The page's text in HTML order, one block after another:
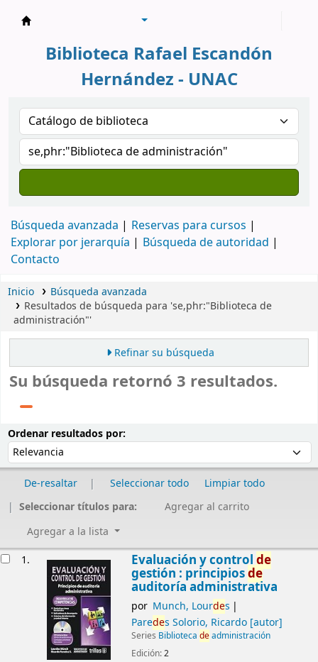
Biblioteca Rafael Escandón
Hernández - UNAC
Búsqueda avanzada
Reservas para cursos
Explorar por jerarquía
Búsqueda de autoridad
Contacto
Inicio
Búsqueda avanzada
Resultados de búsqueda para 'se,phr:"Biblioteca de
administración"'
Refinar su búsqueda
Su búsqueda retornó 3 resultados.
Ordenar resultados por:
De-resaltar Seleccionar todo
Limpiar todo
Seleccionar títulos para:
Agregar al carrito
Agregar a la lista
1. Evaluación y controlde
gestión : principiosde
auditoría administrativa
por Munch, Lourdes
Paredes Solorio, Ricardo[autor]
Series Biblioteca deadministración
Edición:2